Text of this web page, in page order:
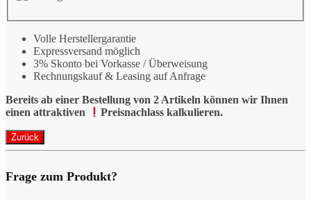
Volle Herstellergarantie
Expressversand möglich
3% Skonto bei Vorkasse / Überweisung
Rechnungskauf & Leasing auf Anfrage
Bereits ab einer Bestellung von 2 Artikeln können wir Ihnen
einen attraktiven
Preisnachlass kalkulieren.
Frage zum Produkt?